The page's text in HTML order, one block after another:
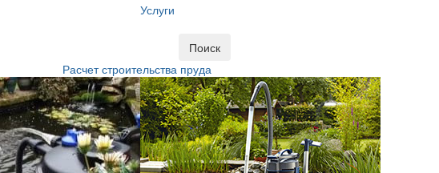
Услуги
Поиск
Расчет строительства пруда